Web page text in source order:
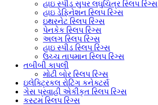
હાઇ સ્પીડ સુપર લઘુચિત્ર સ્લિપ રિંગ્સ
હાઇ ડેફિનેશન સ્લિપ રિંગ્સ
ઇથરનેટ સ્લિપ રિંગ્સ
પેનકેક સ્લિપ રિંગ્સ
અલગ સ્લિપ રિંગ્સ
હાઇ સ્પીડ સ્લિપ રિંગ્સ
ઉચ્ચ તાપમાન સ્લિપ રિંગ્સ
તબીબી કાપલી
મોટી બોર સ્લિપ રિંગ્સ
ઇલેક્ટ્રિકલ રોટિંગ કનેક્ટર્સ
ગેસ પ્રવાહી એકીકૃત સ્લિપ રિંગ્સ
કસ્ટમ સ્લિપ રિંગ્સ